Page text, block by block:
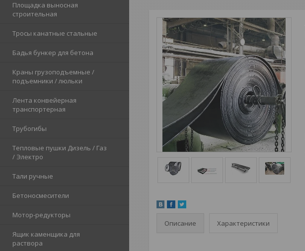
Площадка выносная
строительная
Тросы канатные стальные
Бадья бункер для бетона
Краны грузоподъемные /
подъемники / люльки
Лента конвейерная
транспортерная
Трубогибы
Тепловые пушки Дизель / Газ
/ Электро
Тали ручные
Бетоносмесители
Мотор-редукторы
Ящик каменщика для
раствора
Описание Характеристики